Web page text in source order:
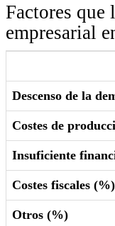
Factores
empresarial
Descenso de la
Costes de
Insuficiente
Costes fiscales (%)
Otros (%)